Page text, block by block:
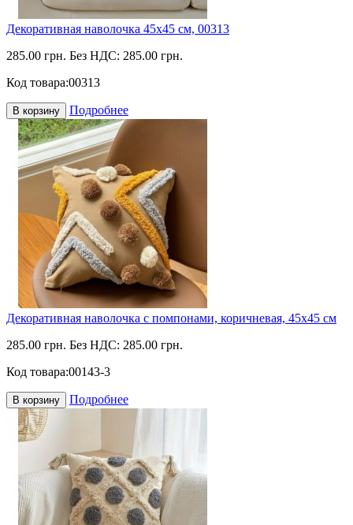
Декоративная наволочка 45х45 см, 00313
285.00 грн. Без НДС: 285.00 грн.
Код товара:00313
В корзину Подробнее
Декоративная наволочка с помпонами, коричневая, 45х45 см
285.00 грн. Без НДС: 285.00 грн.
Код товара:00143-3
В корзину Подробнее